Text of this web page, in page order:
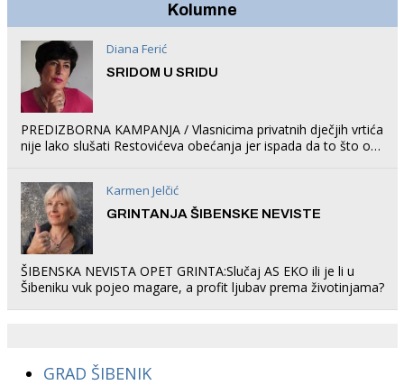
Kolumne
Diana Ferić
SRIDOM U SRIDU
PREDIZBORNA KAMPANJA / Vlasnicima privatnih dječjih vrtića
nije lako slušati Restovićeva obećanja jer ispada da to što oni
Karmen Jelčić
GRINTANJA ŠIBENSKE NEVISTE
ŠIBENSKA NEVISTA OPET GRINTA:Slučaj AS EKO ili je li u
Šibeniku vuk pojeo magare, a profit ljubav prema životinjama?
GRAD ŠIBENIK